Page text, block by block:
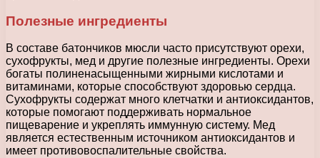
Полезные ингредиенты
В составе батончиков мюсли часто присутствуют орехи,
сухофрукты, мед и другие полезные ингредиенты. Орехи
богаты полиненасыщенными жирными кислотами и
витаминами, которые способствуют здоровью сердца.
Сухофрукты содержат много клетчатки и антиоксидантов,
которые помогают поддерживать нормальное
пищеварение и укреплять иммунную систему. Мед
является естественным источником антиоксидантов и
имеет противовоспалительные свойства.